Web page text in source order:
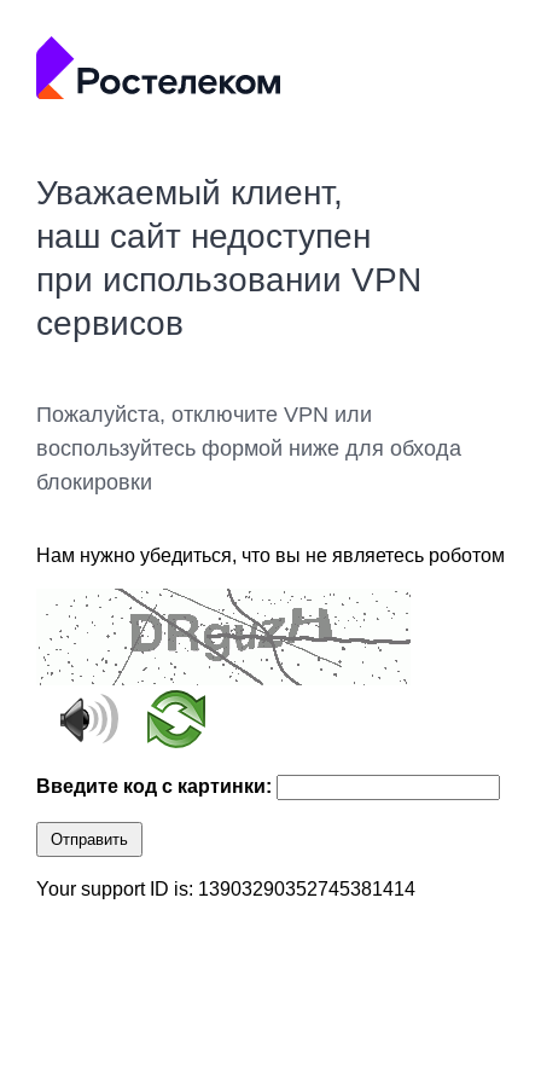
Уважаемый клиент,
наш сайт недоступен
при использовании VPN
сервисов
Пожалуйста, отключите VPN или
воспользуйтесь формой ниже для обхода
блокировки
Нам нужно убедиться, что вы не являетесь роботом
Введите код с картинки:
Отправить
Your support ID is: 13903290352745381414